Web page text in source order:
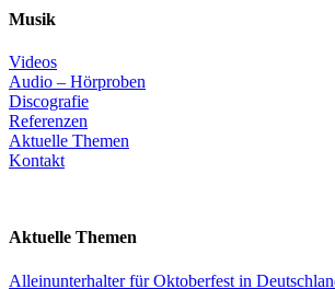
Musik
Videos
Audio – Hörproben
Discografie
Referenzen
Aktuelle Themen
Kontakt
Aktuelle Themen
Alleinunterhalter für Oktoberfest in